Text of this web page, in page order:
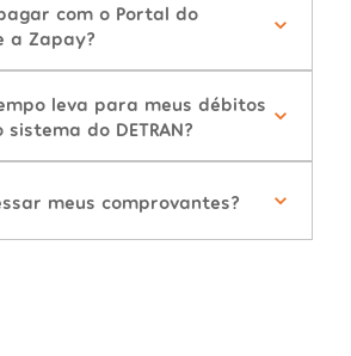
com o Portal do
a Zapay?
leva para meus débitos
do DETRAN?
meus comprovantes?